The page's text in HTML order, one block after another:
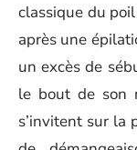
classique du
après une
un excès de
le bout de son
s’invitent sur la